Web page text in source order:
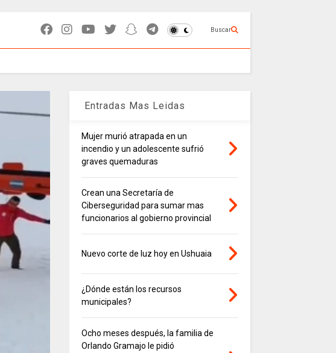
Buscar
Entradas Mas Leidas
Mujer murió atrapada en un
incendio y un adolescente sufrió
graves quemaduras
Crean una Secretaría de
Ciberseguridad para sumar mas
funcionarios al gobierno provincial
Nuevo corte de luz hoy en Ushuaia
¿Dónde están los recursos
municipales?
Ocho meses después, la familia de
Orlando Gramajo le pidió